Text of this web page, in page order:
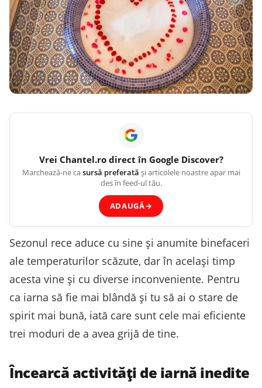
Vrei Chantel.rodirect în Google Discover?
Marchează-ne casursă preferată și articolele noastre apar mai
des în feed-ul tău.
ADAUGĂ→
Sezonul rece aduce cu sine și anumite binefaceri
ale temperaturilor scăzute, dar în același timp
acesta vine și cu diverse inconveniente. Pentru
ca iarna să fie mai blândă și tu să ai o stare de
spirit mai bună, iată care sunt cele mai eficiente
trei moduri de a avea grijă de tine.
Încearcă activități de iarnă inedite